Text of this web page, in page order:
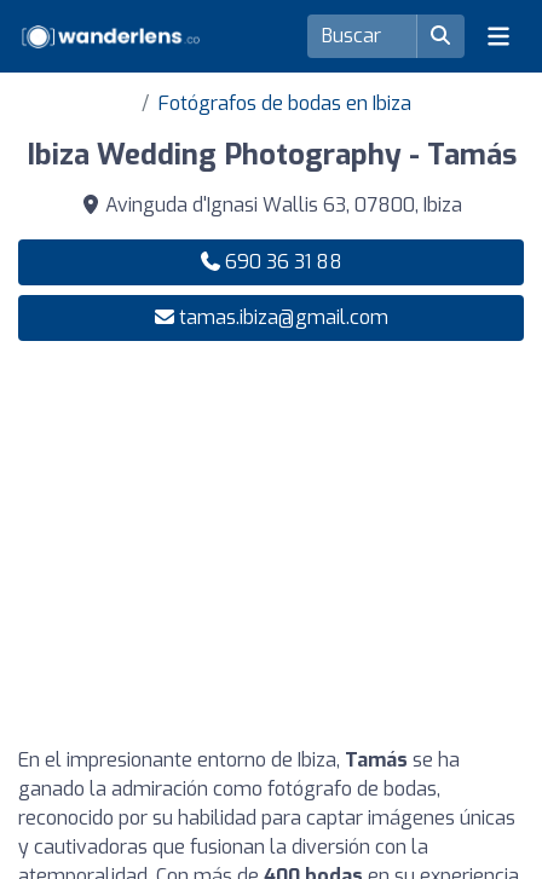
Fotógrafos de bodas en Ibiza
Ibiza Wedding Photography - Tamás
Avinguda d'Ignasi Wallis 63, 07800, Ibiza
690 36 31 88
tamas.ibiza@gmail.com
En el impresionante entorno de Ibiza, Tamás se ha
ganado la admiración como fotógrafo de bodas,
reconocido por su habilidad para captar imágenes únicas
y cautivadoras que fusionan la diversión con la